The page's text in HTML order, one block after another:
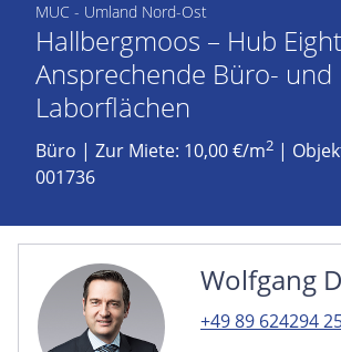
MUC - Umland Nord-Ost
Hallbergmoos – Hub
Ansprechende Büro- und
Laborflächen
Büro | Zur Miete: 10,00 €/m2 |
001736
Wolfgang
+49 89 624294